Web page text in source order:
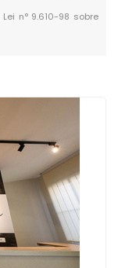
Lei n° 9.610-98 sobre